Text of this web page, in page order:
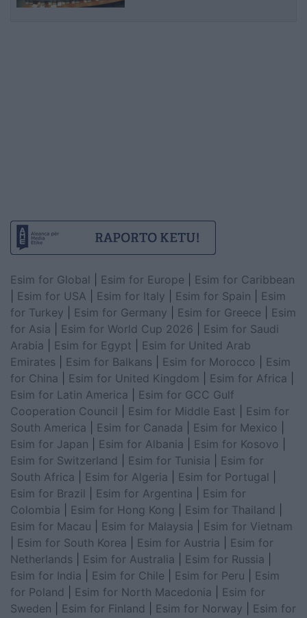
Esim for Global Esim for Europe
Esim for Caribbean
Esim for USA Esim for Italy Esim for Spain
Esim
for Turkey
Esim for Germany Esim for Greece
Esim
for Asia
Esim for World Cup 2026
Esim for Saudi
Arabia
Esim for Egypt
Esim for United Arab
Emirates
Esim for Balkans Esim for Morocco
Esim
for China
Esim for United Kingdom Esim for Africa
Esim for Latin America
Esim for GCC Gulf
Cooperation Council
Esim for Middle East
Esim for
South America
Esim for Canada Esim for Mexico
Esim for Japan
Esim for Albania Esim for Kosovo
Esim for Switzerland
Esim for Tunisia
Esim for
South Africa
Esim for Algeria Esim for Portugal
Esim for Brazil
Esim for Argentina
Esim for
Colombia
Esim for Hong Kong Esim for Thailand
Esim for Macau
Esim for Malaysia
Esim for Vietnam
Esim for South Korea Esim for Austria
Esim for
Netherlands
Esim for Australia Esim for Russia
Esim for India
Esim for Chile Esim for Peru
Esim
for Poland
Esim for North Macedonia
Esim for
Sweden
Esim for Finland Esim for Norway
Esim for